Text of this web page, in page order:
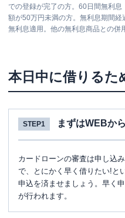
での登録が完了の方。60日間無利
額が50万円未満の方。無利息期間
無利息適用。他の無利息商品との併
本日中に借りるた
STEP1 まずはWEBか
カードローンの審査は申し込
で、とにかく早く借りたい!と
申込を済ませましょう。早く
が行われます。